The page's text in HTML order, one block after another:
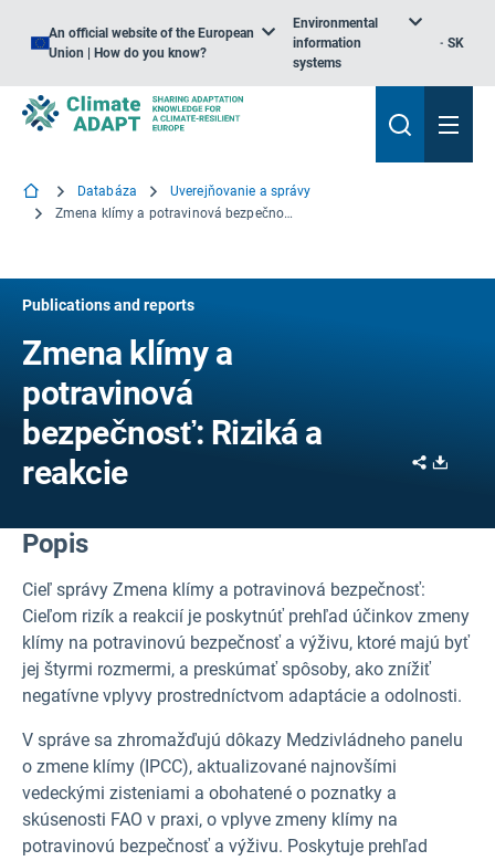
An official website of the European
Union | How do you know?
Environmental
information
systems
SK
Databáza
Uverejňovanie a správy
Zmena klímy a potravinová bezpečnosť: Riziká a reakcie
Publications and reports
Zmena klímy a
potravinová
bezpečnosť: Riziká a
reakcie
Share
Popis
Cieľ správy Zmena klímy a potravinová bezpečnosť:
Cieľom rizík a reakcií je poskytnúť prehľad účinkov zmeny
klímy na potravinovú bezpečnosť a výživu, ktoré majú byť
jej štyrmi rozmermi, a preskúmať spôsoby, ako znížiť
negatívne vplyvy prostredníctvom adaptácie a odolnosti.
V správe sa zhromažďujú dôkazy Medzivládneho panelu
o zmene klímy (IPCC), aktualizované najnovšími
vedeckými zisteniami a obohatené o poznatky a
skúsenosti FAO v praxi, o vplyve zmeny klímy na
potravinovú bezpečnosť a výživu. Poskytuje prehľad